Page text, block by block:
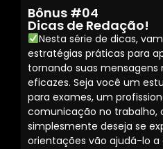
Bônus #04
Dicas de Redação!
Nesta série de dicas,
estratégias práticas para
tornando suas
eficazes. Seja você um
para exames, um
comunicação no trabalho,
simplesmente deseja se
orientações vão ajudá-lo a